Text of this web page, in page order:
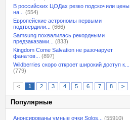
В российских ЦОДах резко подскочили цены
на...
(554)
Европейские астрономы первыми
подтвердили...
(666)
Samsung похвалилась рекордными
предзаказами...
(833)
Kingdom Come Salvation не разочарует
фанатов...
(897)
Wildberries скоро откроет широкий доступ к...
(779)
< 1 2 3 4 5 6 7 8 >
Популярные
Анонсированы умные очки Solos...
(55910)